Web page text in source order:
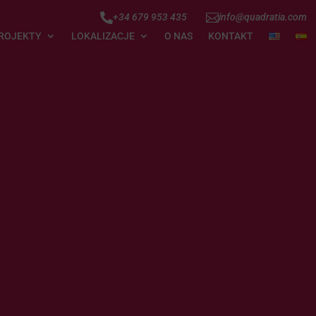
+34 679 953 435 info@quadratia.com
LOKALIZACJE O NAS KONTAKT